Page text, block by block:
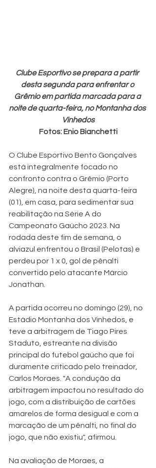
Clube Esportivo se prepara a partir
desta segunda para enfrentar o
Grêmio em partida marcada para a
noite de quarta-feira, no Montanha dos
Vinhedos
Fotos: Enio Bianchetti
O Clube Esportivo Bento Gonçalves
está integralmente focado no
confronto contra o Grêmio (Porto
Alegre), na noite desta quarta-feira
(01), em casa, para sedimentar sua
reabilitação na Série A do
Campeonato Gaúcho 2023. Na
rodada deste fim de semana, o
alviazul enfrentou o Brasil (Pelotas) e
perdeu por 1 x 0, gol de pênalti
convertido pelo atacante Márcio
Jonathan.
A partida ocorreu no domingo (29), no
Estádio Montanha dos Vinhedos, e
teve a arbitragem de Tiago Pires
Staduto, estreante na divisão
principal do futebol gaúcho que foi
duramente criticado pelo treinador,
Carlos Moraes. "A condução da
arbitragem impactou no resultado do
jogo, com a distribuição de cartões
amarelos de forma desigual e com a
marcação de um pênalti, no final do
jogo, que não existiu", afirmou.
Na avaliação de Moraes, a